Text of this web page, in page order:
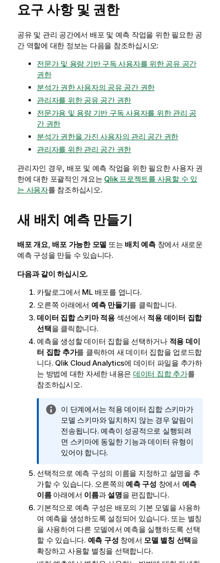
요구 사항 및 권한
공유 및 관리 공간에서 배포 및 예측 작업을 위한 필요한 공
간 역할에 대한 정보는 다음을 참조하십시오:
전문가 및 용량 기반 구독 사용자를 위한 공유 공간
권한
분석가 권한 사용자의 공유 공간 권한
관리자를 위한 공유 공간 권한
전문가용 및 용량 기반 구독 사용자를 위한 관리 공
간 권한
분석가 권한을 가진 사용자의 관리 공간 권한
관리자를 위한 관리 공간 권한
관리자인 경우, 배포 및 예측 작업을 위한 필요한 사용자 권
한에 대한 포괄적인 개요는 Qlik 프로젝트를 사용할 수 있
는 사용자를 참조하십시오.
새 배치 예측 만들기
배포 개요,배포 가능한 모델 또는 배치 예측창에서 새로운
예측 구성을 만들 수 있습니다.
다음과 같이 하십시오.
카탈로그에서 ML 배포를 엽니다.
오른쪽 아래에서 예측 만들기를 클릭합니다.
데이터 집합 스키마 적용섹션에서 적용 데이터 집합
선택을 클릭합니다.
예측을 생성할 데이터 집합을 선택하거나 적용 데이
터 집합 추가를 클릭하여 새 데이터 집합을 업로드합
니다. Qlik Cloud Analytics에 데이터 파일을 추가하
는 방법에 대한 자세한 내용은 데이터 집합 추가를
참조하십시오.
정
보
메
모
이 단계에서는 적용 데이터 집합 스키마가
모델 스키마와 일치하지 않는 경우 알림이
전송됩니다. 예측이 성공적으로 실행되려
면 스키마에 동일한 기능과 데이터 유형이
있어야 합니다.
선택적으로 예측 구성의 이름을 지정하고 설명을 추
가할 수 있습니다. 오른쪽의 예측 구성 창에서 예측
이름아래에서 이름과설명을 편집합니다.
기본적으로 예측 구성은 배포의 기본 모델을 사용하
여 예측을 생성하도록 설정되어 있습니다. 또는 별칭
을 사용하여 다른 모델에서 예측을 실행하도록 선택
할 수 있습니다. 예측 구성 창에서 모델 별칭 선택을
확장하고 사용할 별칭을 선택합니다.